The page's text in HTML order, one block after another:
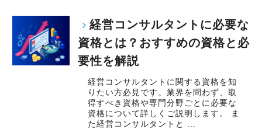
経営コンサルタントに必要な
資格とは？おすすめの資格と必
要性を解説
経営コンサルタントに関する資格を知
りたい方必見です。業界を問わず、取
得すべき資格や専門分野ごとに必要な
資格について詳しくご説明します。 ま
た経営コンサルタントと ...